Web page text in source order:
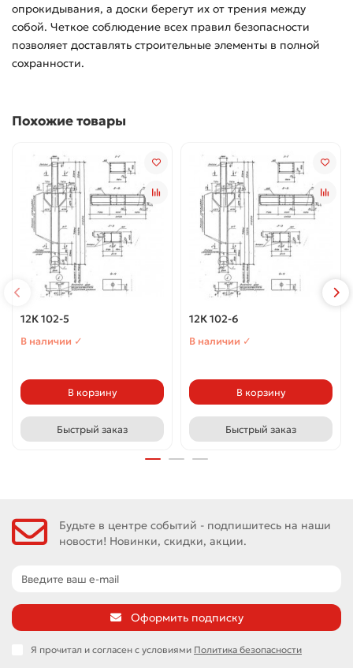
опрокидывания, а доски берегут их от трения между
собой. Четкое соблюдение всех правил безопасности
позволяет доставлять строительные элементы в полной
сохранности.
Похожие товары
12К 102-5
В наличии ✓
В корзину
Быстрый заказ
12К 102-6
В наличии ✓
В корзину
Быстрый заказ
Будьте в центре событий - подпишитесь на наши
новости! Новинки, скидки, акции.
Оформить подписку
Я прочитал и согласен с условиями Политика безопасности